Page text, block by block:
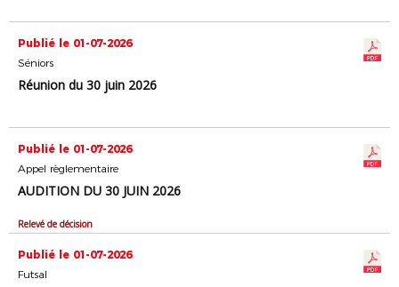
Publié le 01-07-2026
Séniors
Réunion du 30 juin 2026
Publié le 01-07-2026
Appel règlementaire
AUDITION DU 30 JUIN 2026
Relevé de décision
Publié le 01-07-2026
Futsal